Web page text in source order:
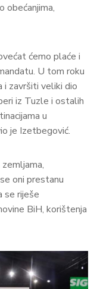
obećanjima,
ćemo plaće i
U tom roku
i završiti veliki dio
iz Tuzle i ostalih
u
je Izetbegović.
oni prestanu
se riješe
BiH, korištenja